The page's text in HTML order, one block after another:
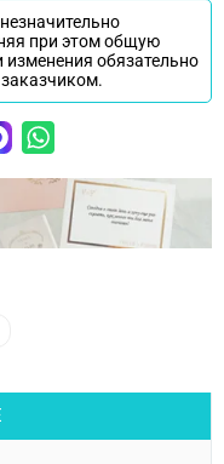
при этом общую
обязательно